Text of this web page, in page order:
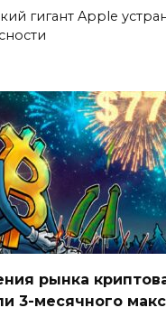
гигант Apple
рынка
3-месячного